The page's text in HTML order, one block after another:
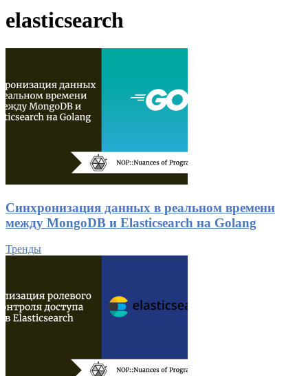
elasticsearch
Синхронизация данных в реальном времени
между MongoDB и Elasticsearch на Golang
Тренды